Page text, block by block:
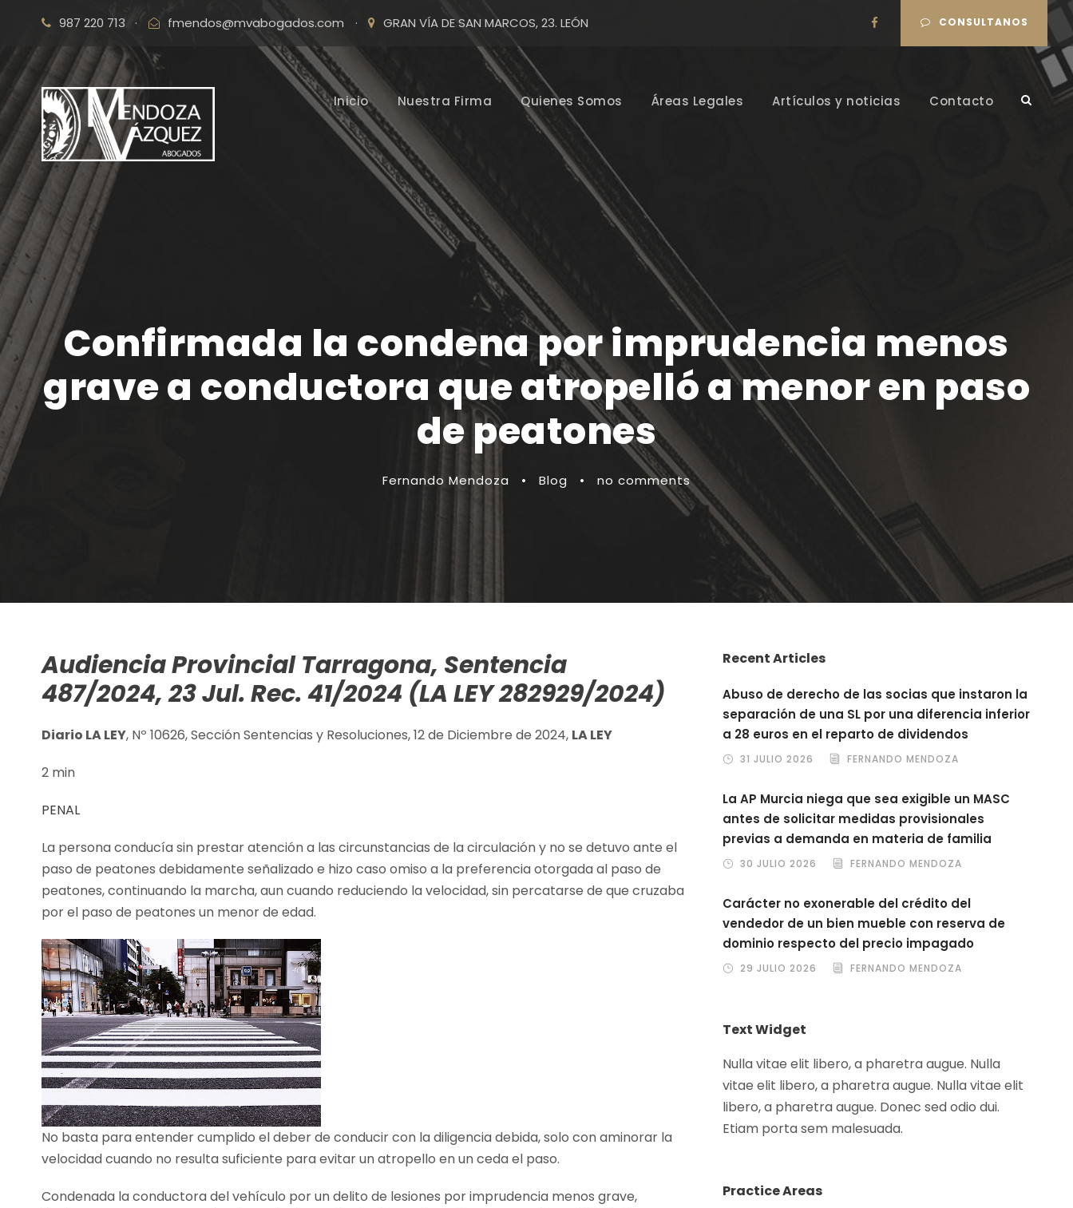
987 220 713 · fmendos@mvabogados.com · GRAN VÍA DE SAN MARCOS, 23. LEÓN CONSULTANOS
Inicio Nuestra Firma Quienes Somos Áreas Legales Artículos y noticias Contacto
Confirmada la condena por imprudencia menos
grave a conductora que atropelló a menor en paso
de peatones
Fernando Mendoza • Blog • no comments
Audiencia Provincial Tarragona, Sentencia
487/2024, 23 Jul. Rec. 41/2024 (LA LEY 282929/2024)
Diario LA LEY, Nº 10626, Sección Sentencias y Resoluciones, 12 de Diciembre de 2024, LA LEY
2 min
PENAL
La persona conducía sin prestar atención a las circunstancias de la circulación y no se detuvo ante el
paso de peatones debidamente señalizado e hizo caso omiso a la preferencia otorgada al paso de
peatones, continuando la marcha, aun cuando reduciendo la velocidad, sin percatarse de que cruzaba
por el paso de peatones un menor de edad.
No basta para entender cumplido el deber de conducir con la diligencia debida, solo con aminorar la
velocidad cuando no resulta suficiente para evitar un atropello en un ceda el paso.
Condenada la conductora del vehículo por un delito de lesiones por imprudencia menos grave,
Recent Articles
Abuso de derecho de las socias que instaron la
separación de una SL por una diferencia inferior
a 28 euros en el reparto de dividendos
31 JULIO 2026 FERNANDO MENDOZA
La AP Murcia niega que sea exigible un MASC
antes de solicitar medidas provisionales
previas a demanda en materia de familia
30 JULIO 2026 FERNANDO MENDOZA
Carácter no exonerable del crédito del
vendedor de un bien mueble con reserva de
dominio respecto del precio impagado
29 JULIO 2026 FERNANDO MENDOZA
Text Widget
Nulla vitae elit libero, a pharetra augue. Nulla
vitae elit libero, a pharetra augue. Nulla vitae elit
libero, a pharetra augue. Donec sed odio dui.
Etiam porta sem malesuada.
Practice Areas